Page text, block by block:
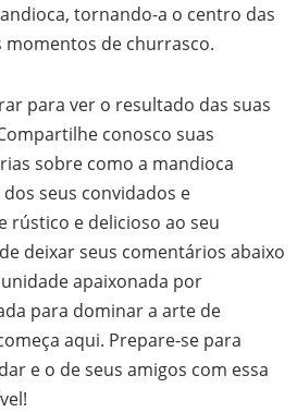
tornando-a o centro das
de churrasco.
para ver o resultado das suas
conosco suas
sobre como a mandioca
seus convidados e
rústico e delicioso ao seu
deixar seus comentários abaixo
apaixonada por
para dominar a arte de
aqui. Prepare-se para
e o de seus amigos com essa